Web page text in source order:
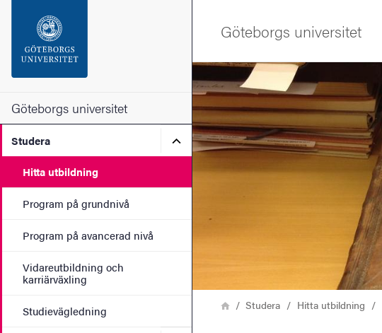
Sidfoten
Om webbplatsen
Göteborgs universitet
Studera Undermeny för Studera
Hitta utbildning
Program på grundnivå
Program på avancerad nivå
Vidareutbildning och
karriärväxling
Studievägledning
Göteborgs universitet
Bild
LänkstigHemStudera Hitta utbildning